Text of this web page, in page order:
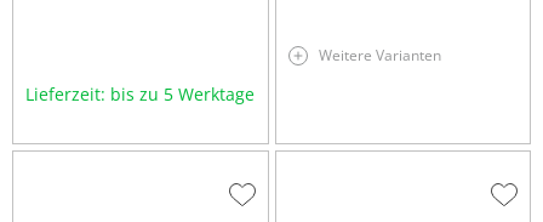
Lieferzeit: bis zu 5 Werktage
Weitere Varianten
Zur
Zur